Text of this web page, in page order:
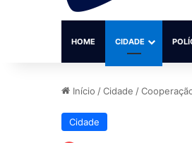
HOME CIDADE
Início /Cidade /
Cidade